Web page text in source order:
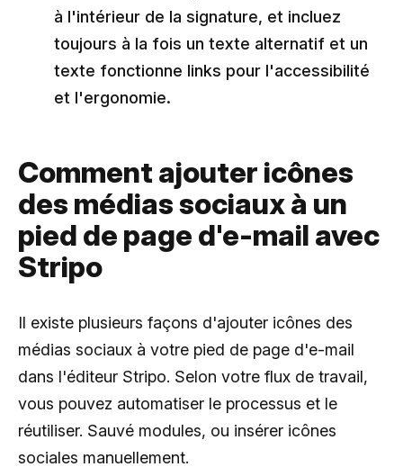
à l'intérieur de la signature, et incluez
toujours à la fois un texte alternatif et un
texte fonctionne links pour l'accessibilité
et l'ergonomie.
Comment ajouter icônes
des médias sociaux à un
pied de page d'e-mail avec
Stripo
Il existe plusieurs façons d'ajouter icônes des
médias sociaux à votre pied de page d'e-mail
dans l'éditeur Stripo. Selon votre flux de travail,
vous pouvez automatiser le processus et le
réutiliser. Sauvé modules, ou insérer icônes
sociales manuellement.